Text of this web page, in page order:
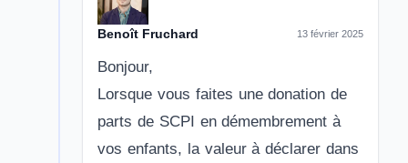
Benoît Fruchard 13 février 2025
Bonjour,
Lorsque vous faites une donation de
parts de SCPI en démembrement à
vos enfants, la valeur à déclarer dans